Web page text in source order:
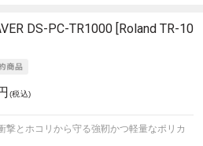
DS-PC-TR1000 [Roland TR-10
(税込)
撃とホコリから守る強靭かつ軽量なポリカ